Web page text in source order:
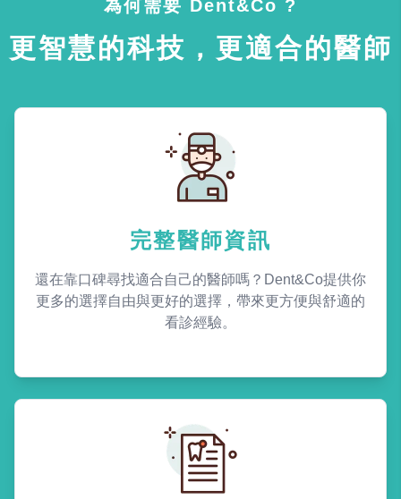
為何需要 Dent&Co ?
更智慧的科技，更適合的醫師
完整醫師資訊
還在靠口碑尋找適合自己的醫師嗎？Dent&Co提供你
更多的選擇自由與更好的選擇，帶來更方便與舒適的
看診經驗。